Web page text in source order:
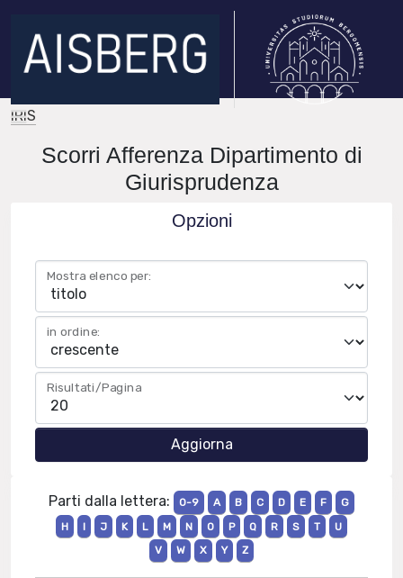
IRIS
Scorri Afferenza Dipartimento di
Giurisprudenza
Opzioni
Mostra elenco per:
in ordine:
Risultati/Pagina
Parti dalla lettera: 0-9 A B C D E F
G
H
I J K L M N O P Q R S T
U
V
W X Y Z